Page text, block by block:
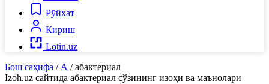
Рўйхат
Кириш
Lotin.uz
Бош саҳифа / А / абактериал
Izoh.uz сайтида абактериал сўзининг изоҳи ва маънолари